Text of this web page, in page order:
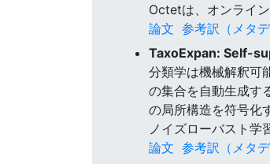
Octetは、オンライ
論文 参考訳（メタデ
TaxoExpan: Self-
分類学は機械解釈可
の集合を自動生成す
の局所構造を符号化
ノイズローバスト学
論文 参考訳（メタデ